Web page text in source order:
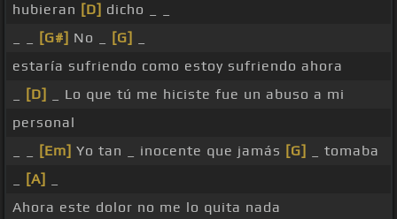
hubieran [D] dicho _ _
[G#] No _ [G]
estaría sufriendo como estoy sufriendo ahora
[D]
_ Lo que tú me hiciste fue un abuso a mi
personal
[Em] Yo tan _ inocente que jamás [G]
_ tomaba
[A]
Ahora este dolor no me lo quita nada